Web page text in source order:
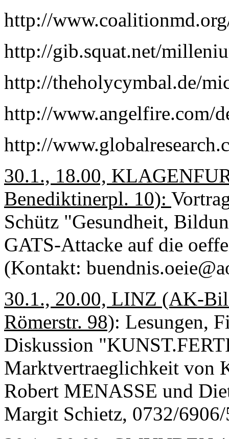
http://
http://gib.squat.net/
http://theholycymbal.de/
http://www.angelfire.com/
http://
30.1., 18.00,
Benediktinerpl. 10):
Schütz "Gesundheit,
GATS-Attacke auf die
(Kontakt:
30.1., 20.00, LINZ (AK-
Römerstr. 98): Lesungen,
Diskussion
Marktvertraeglichkeit
Robert MENASSE und
Margit Schietz, 0732/